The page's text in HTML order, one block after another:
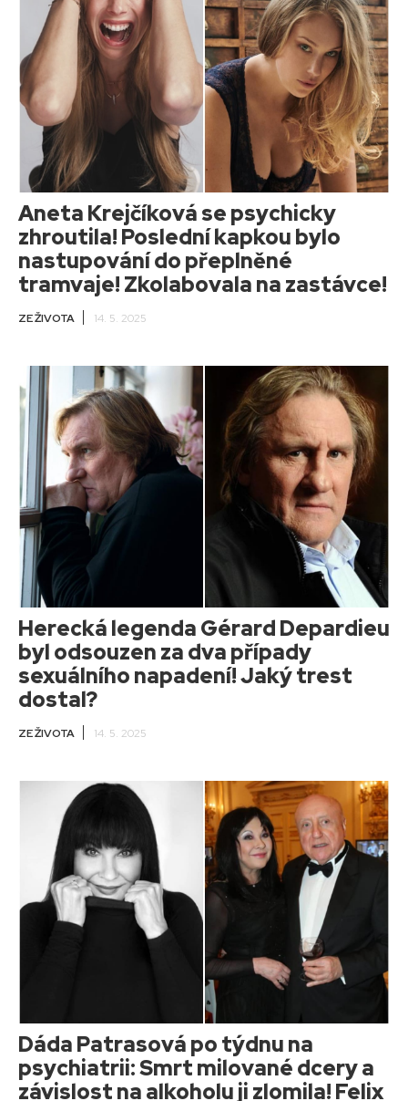
Aneta Krejčíková se psychicky
zhroutila! Poslední kapkou bylo
nastupování do přeplněné
tramvaje! Zkolabovala na zastávce!
ZE ŽIVOTA 14. 5. 2025
Herecká legenda Gérard Depardieu
byl odsouzen za dva případy
sexuálního napadení! Jaký trest
dostal?
ZE ŽIVOTA 14. 5. 2025
Dáda Patrasová po týdnu na
psychiatrii: Smrt milované dcery a
závislost na alkoholu ji zlomila! Felix